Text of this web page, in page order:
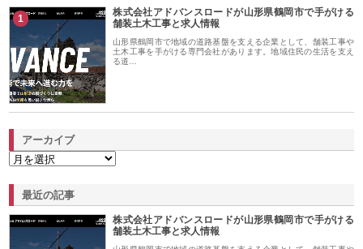
1
株式会社アドバンスロードが山形県鶴岡市で手がける
舗装土木工事と求人情報
山形県鶴岡市で地域の道路基盤を支える企業として、舗装工事や
土木工事を手がける専門会社があります。地域住民の生活を支え
る道…
アーカイブ
最近の記事
株式会社アドバンスロードが山形県鶴岡市で手がける
舗装土木工事と求人情報